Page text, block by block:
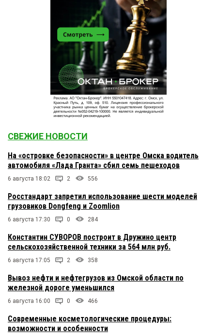
СВЕЖИЕ НОВОСТИ
На «островке безопасности» в центре Омска водитель
автомобиля «Лада Гранта» сбил семь пешеходов
6 августа 18:02 2 556
Росстандарт запретил использование шести моделей
грузовиков Dongfeng и Zoomlion
6 августа 17:30 0 284
Константин СУВОРОВ построит в Дружино центр
сельскохозяйственной техники за 564 млн руб.
6 августа 17:05 2 358
Вывоз нефти и нефтегрузов из Омской области по
железной дороге уменьшился
6 августа 16:00 0 466
Современные косметологические процедуры:
возможности и особенности